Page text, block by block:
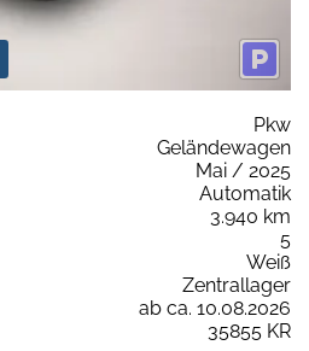
Pkw
Geländewagen
Mai / 2025
Automatik
3.940 km
5
Weiß
Zentrallager
ab ca. 10.08.2026
35855 KR